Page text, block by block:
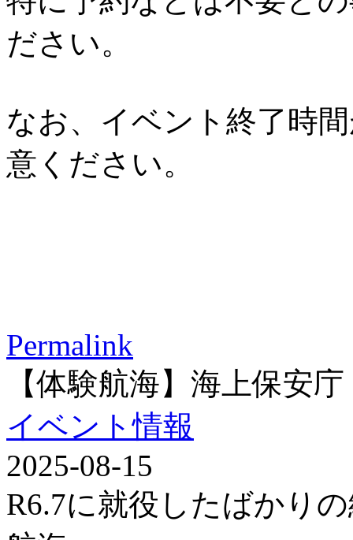
ださい。
なお、イベント終了時
意ください。
Permalink
【体験航海】海上保安
イベント情報
2025-08-15
R6.7に就役したばかり